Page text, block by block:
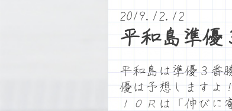
2019.12.12
平和島準優
平和島は準優３番
優は予想しますよ！
１０Ｒは「伸びに